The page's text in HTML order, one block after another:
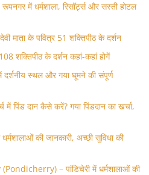
में धर्मशाला, रिसॉर्ट्स और सस्ती होटल
माता के पवित्र 51 शक्तिपीठ के दर्शन
शक्तिपीठ के दर्शन कहां-कहां होगें
स्थल और गया घूमने की संपूर्ण
पिंड दान कैसे करें? गया पिंडदान का खर्चा,
की जानकारी, अच्छी सुविधा की
– पांडिचेरी में धर्मशालाओं की